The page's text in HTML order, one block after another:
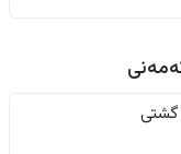
گشتی